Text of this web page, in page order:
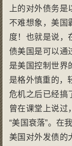
上的对外债务
不难想象，美国
度！也就是说，
债美国是可以通
是美国控制世界
是格外慎重的，
危机之后已经搞
曾在课堂上说过
“美国衰落”。在
美国对外发债的